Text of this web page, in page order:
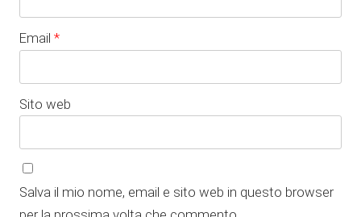
Email *
Sito web
Salva il mio nome, email e sito web in questo browser